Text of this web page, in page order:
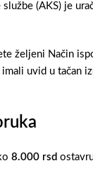
(AKS) je
željeni Način
uvid u tačan
8.000 rsd